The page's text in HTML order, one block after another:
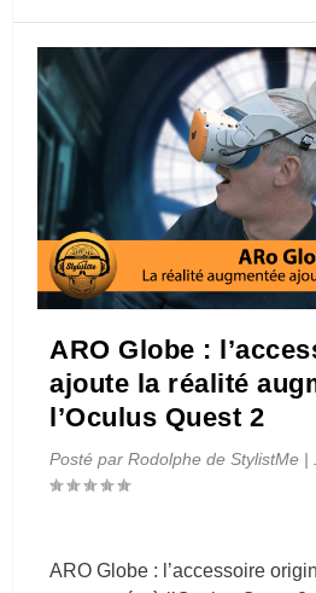
ARO Globe :
ajoute la réalité
l’Oculus Quest 2
Posté parRodolphe de StylistMe |
ARO Globe : l’accessoire